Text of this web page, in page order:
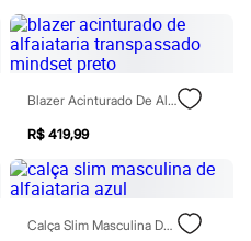
Blazer Acinturado De Alfaiataria Transpassado Mindset Preto
R$ 419,99
Calça Slim Masculina De Alfaiataria Azul